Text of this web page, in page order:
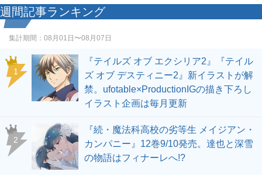
週間記事ランキング
集計期間： 08月01日〜08月07日
1
『テイルズ オブ エクシリア2』『テイル
ズ オブ デスティニー2』新イラストが解
禁。ufotable×ProductionIGの描き下ろし
イラスト企画は毎月更新
2
『続・魔法科高校の劣等生 メイジアン・
カンパニー』12巻9/10発売。達也と深雪
の物語はフィナーレへ!?